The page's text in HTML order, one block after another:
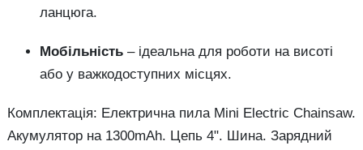
ланцюга.
Мобільність – ідеальна для роботи на висоті
або у важкодоступних місцях.
Комплектація: Електрична пила Mini Electric Chainsaw.
Акумулятор на 1300mAh. Цепь 4". Шина. Зарядний